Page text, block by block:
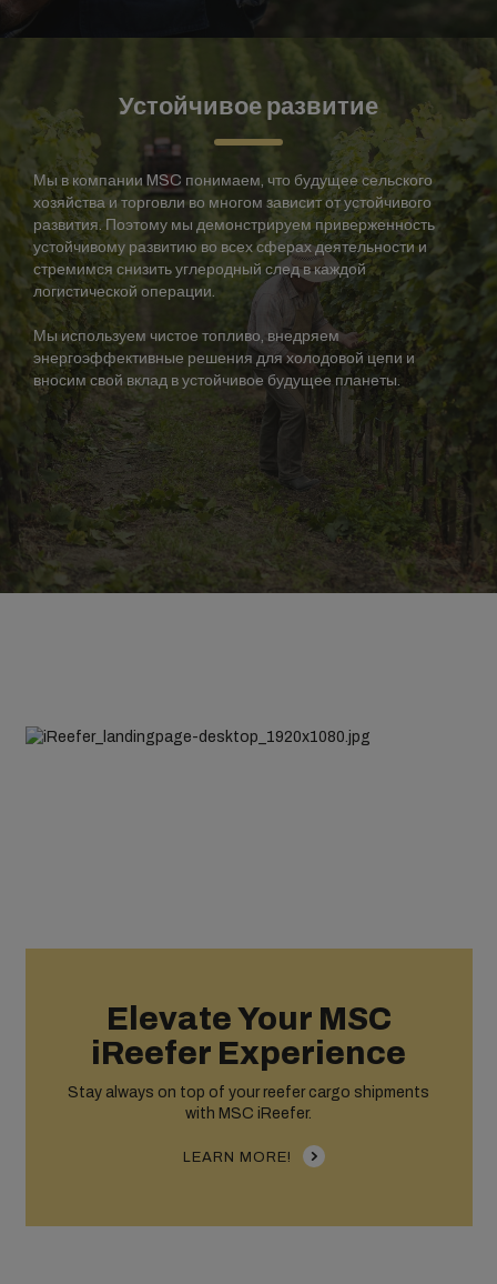
Устойчивое развитие
Мы в компании MSC понимаем, что будущее сельского
хозяйства и торговли во многом зависит от устойчивого
развития. Поэтому мы демонстрируем приверженность
устойчивому развитию во всех сферах деятельности и
стремимся снизить углеродный след в каждой
логистической операции.
Мы используем чистое топливо, внедряем
энергоэффективные решения для холодовой цепи и
вносим свой вклад в устойчивое будущее планеты.
Elevate Your MSC
iReefer Experience
Stay always on top of your reefer cargo shipments
with MSC iReefer.
LEARN MORE!